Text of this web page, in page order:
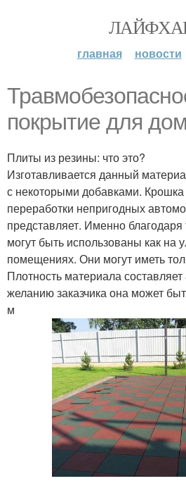
главная новости
покрытие для
Плиты из резины: что это?
Изготавливается данный
с некоторыми добавками. Крошка
переработки непригодных
представляет. Именно
могут быть использованы как на
помещениях. Они могут иметь
Плотность материала
желанию заказчика она может
м